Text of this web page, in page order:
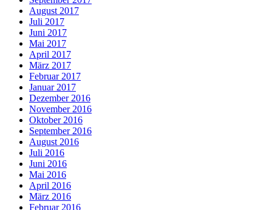
August 2017
Juli 2017
Juni 2017
Mai 2017
April 2017
März 2017
Februar 2017
Januar 2017
Dezember 2016
November 2016
Oktober 2016
September 2016
August 2016
Juli 2016
Juni 2016
Mai 2016
April 2016
März 2016
Februar 2016